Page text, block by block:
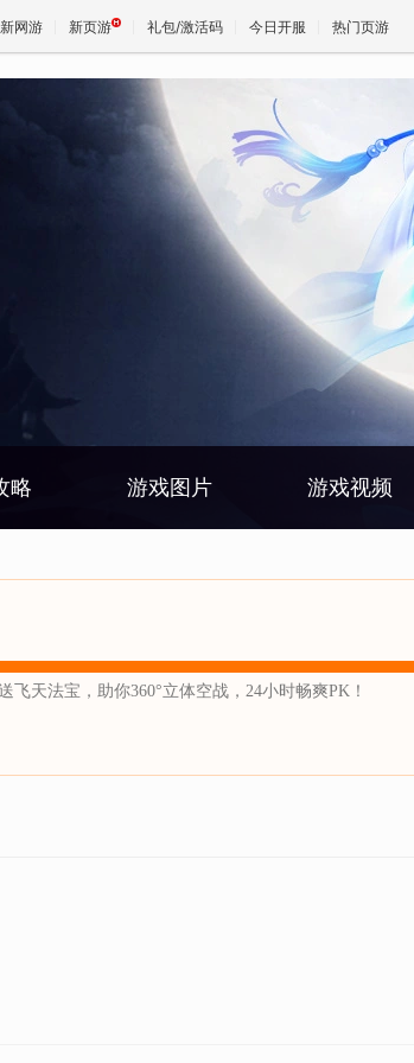
新网游 新页游 礼包/激活码 今日开服 热门页游
魔兽
天堂
王权与自由
略 游戏图片 游戏视频
天法宝，助你360°立体空战，24小时畅爽PK！